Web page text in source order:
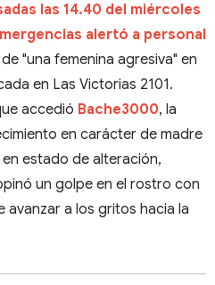
las 14.40 del miércoles
alertó a personal
"una femenina agresiva" en
en Las Victorias 2101.
accedió Bache3000, la
en carácter de madre
estado de alteración,
un golpe en el rostro con
a los gritos hacia la